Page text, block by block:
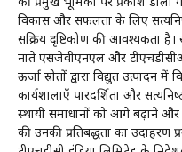
विकास और सफलता के लिए
सक्रिय दृष्टिकोण की आवश्यकता है।
नाते एसजेवीएनएल और
ऊर्जा स्रोतों द्वारा विद्युत उत्पादन
कार्यशालाएँ पारदर्शिता और
स्थायी समाधानों को आगे बढ़ाने
की उनकी प्रतिबद्धता का उदाहरण